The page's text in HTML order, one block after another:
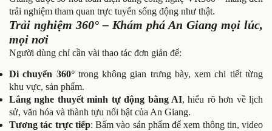
trải nghiệm tham quan trực tuyến sống động như thật.
Trải nghiệm 360° – Khám phá An Giang mọi lúc,
mọi nơi
Người dùng chỉ cần vài thao tác đơn giản để:
Di chuyển 360°trong không gian trưng bày, xem chi tiết từng
khu vực, sản phẩm.
Lắng nghe thuyết minh tự động bằng AI, hiểu rõ hơn về lịch
sử, văn hóa và thành tựu nổi bật của An Giang.
Tương tác trực tiếp: Bấm vào sản phẩm để xem thông tin, video